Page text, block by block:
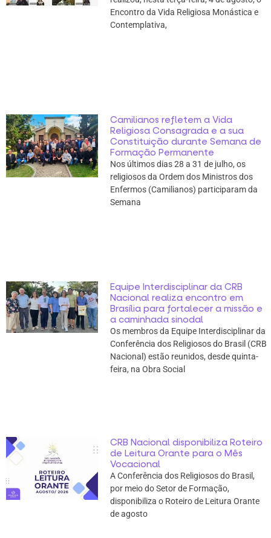
Encontro da Vida Religiosa Monástica e
Contemplativa,
Camilianos refletem a Vida
Religiosa Consagrada e a sua
Constituição durante Semana de
Formação Permanente
Nos últimos dias 28 a 31 de julho, os
religiosos da Ordem dos Ministros dos
Enfermos (Camilianos) participaram da
Semana
Equipe Interdisciplinar da CRB
Nacional realiza encontro em
Brasília para fortalecer a missão e
a caminhada sinodal
Os membros da Equipe Interdisciplinar da
Conferência dos Religiosos do Brasil (CRB
Nacional) estão reunidos, desde quinta-
feira, na Obra Social
CRB Nacional disponibiliza Roteiro
de Leitura Orante para o Mês
Vocacional
A Conferência dos Religiosos do Brasil,
por meio do Setor de Formação,
disponibiliza o Roteiro de Leitura Orante
de agosto